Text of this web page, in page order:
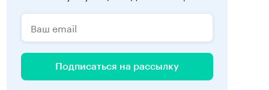
Подписаться на рассылку